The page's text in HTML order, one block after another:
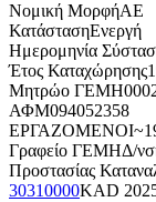
Νομική ΜορφήΑΕ
ΚατάστασηΕνεργή
Ημερομηνία
Έτος Καταχώρησης
Μητρώο ΓΕΜΗ
ΑΦΜ094052358
ΕΡΓΑΖΟΜΕΝΟΙ
Γραφείο ΓΕΜΗΔ/
Προστασίας
30310000KAD